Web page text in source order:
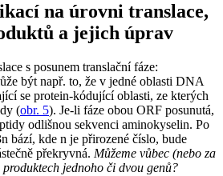
na úrovni translace,
a jejich úprav
s posunem translační fáze:
být např. to, že v jedné oblasti DNA
se protein-kódující oblasti, ze kterých
(obr. 5). Je-li fáze obou ORF posunutá,
odlišnou sekvenci aminokyselin. Po
bází, kde n je přirozené číslo, bude
překryvná. Můžeme vůbec (nebo za
jednoho či dvou genů?